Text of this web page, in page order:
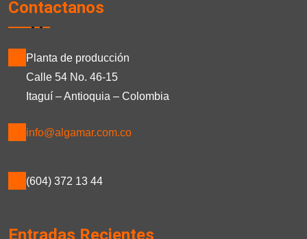
Contactanos
Planta de producción
Calle 54 No. 46-15
Itaguí – Antioquia – Colombia
info@algamar.com.co
(604) 372 13 44